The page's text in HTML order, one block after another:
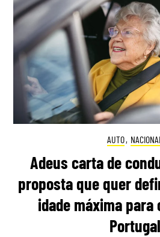
AUTO, NACIONAL
Adeus carta de
proposta que quer
idade máxima para
Portugal